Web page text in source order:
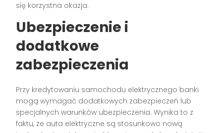
się korzystna okazja.
Ubezpieczenie i
dodatkowe
zabezpieczenia
Przy kredytowaniu samochodu elektrycznego banki
mogą wymagać dodatkowych zabezpieczeń lub
specjalnych warunków ubezpieczenia. Wynika to z
faktu, że auta elektryczne są stosunkowo nową